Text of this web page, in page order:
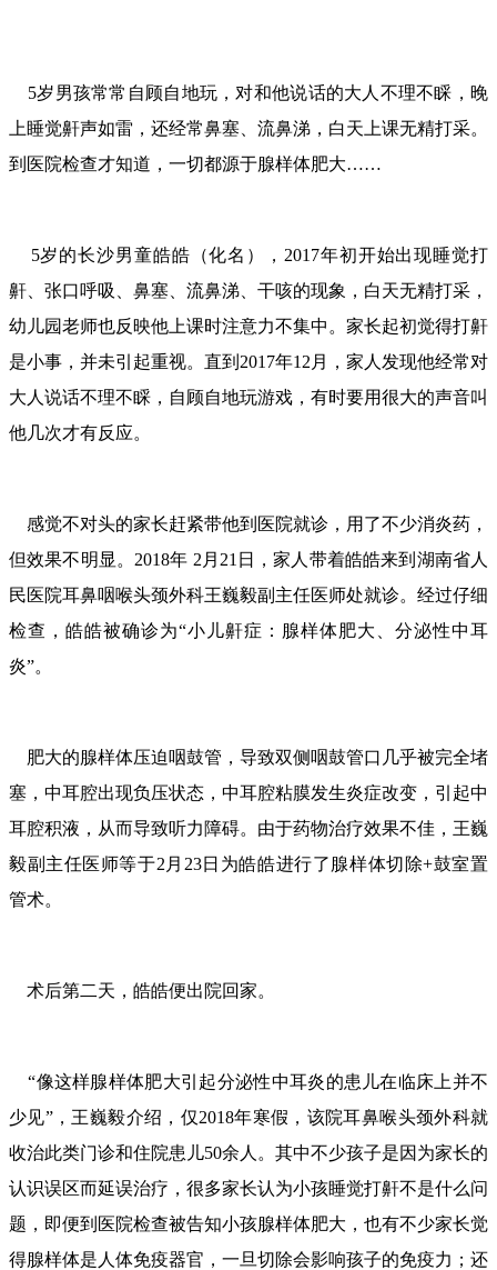
5岁男孩常常自顾自地玩，对和他说话的大人不理不睬，晚
上睡觉鼾声如雷，还经常鼻塞、流鼻涕，白天上课无精打采。
到医院检查才知道，一切都源于腺样体肥大……
5岁的长沙男童皓皓（化名），2017年初开始出现睡觉打
鼾、张口呼吸、鼻塞、流鼻涕、干咳的现象，白天无精打采，
幼儿园老师也反映他上课时注意力不集中。家长起初觉得打鼾
是小事，并未引起重视。直到2017年12月，家人发现他经常对
大人说话不理不睬，自顾自地玩游戏，有时要用很大的声音叫
他几次才有反应。
感觉不对头的家长赶紧带他到医院就诊，用了不少消炎药，
但效果不明显。2018年 2月21日，家人带着皓皓来到湖南省人
民医院耳鼻咽喉头颈外科王巍毅副主任医师处就诊。经过仔细
检查，皓皓被确诊为“小儿鼾症：腺样体肥大、分泌性中耳
炎”。
肥大的腺样体压迫咽鼓管，导致双侧咽鼓管口几乎被完全堵
塞，中耳腔出现负压状态，中耳腔粘膜发生炎症改变，引起中
耳腔积液，从而导致听力障碍。由于药物治疗效果不佳，王巍
毅副主任医师等于2月23日为皓皓进行了腺样体切除+鼓室置
管术。
术后第二天，皓皓便出院回家。
“像这样腺样体肥大引起分泌性中耳炎的患儿在临床上并不
少见”，王巍毅介绍，仅2018年寒假，该院耳鼻喉头颈外科就
收治此类门诊和住院患儿50余人。其中不少孩子是因为家长的
认识误区而延误治疗，很多家长认为小孩睡觉打鼾不是什么问
题，即便到医院检查被告知小孩腺样体肥大，也有不少家长觉
得腺样体是人体免疫器官，一旦切除会影响孩子的免疫力；还